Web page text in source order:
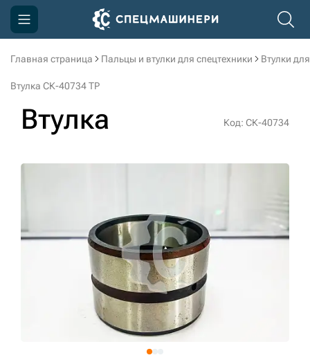
Главная страница Пальцы и втулки для спецтехники Втулки
Втулка СК-40734 TP
Втулка Код: СК-40734
Компания
Доставка и оплата
3D тур по складам
sksale@skdst.ru
+7 (499) 394-50-93